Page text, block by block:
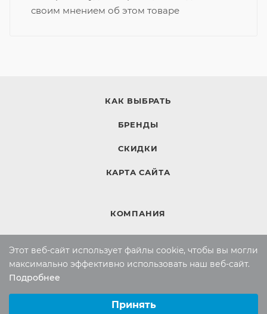
своим мнением об этом товаре
КАК ВЫБРАТЬ
БРЕНДЫ
СКИДКИ
КАРТА САЙТА
КОМПАНИЯ
Компания
Контакты
ИНФОРМАЦИЯ
Этот веб-сайт использует файлы cookie, чтобы вы могли
максимально эффективно использовать наш веб-сайт.
Подробнее
Принять